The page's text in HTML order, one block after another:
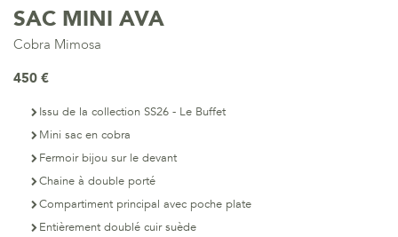
SAC MINI AVA
Cobra Mimosa
450 €
Issu de la collection SS26 - Le Buffet
Mini sac en cobra
Fermoir bijou sur le devant
Chaine à double porté
Compartiment principal avec poche plate
Entièrement doublé cuir suède